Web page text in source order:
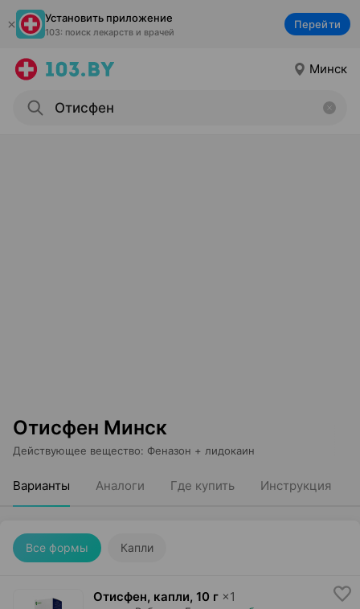
Установить приложение
103: поиск лекарств и врачей
Перейти
Минск
Отисфен Минск
Действующее вещество: Феназон + лидокаин
Варианты Аналоги Где купить Инструкция
Все формы Капли
Отисфен, капли, 10 г ×1